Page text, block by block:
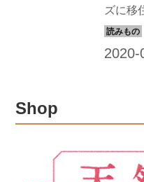
ズに移
ん。そ
ご紹介
Shop